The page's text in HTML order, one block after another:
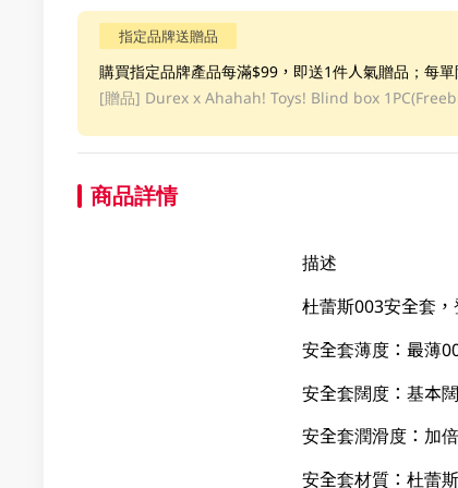
指定品牌送贈品
購買指定品牌產品每滿$99，即送1件人氣贈品；每
[贈品] Durex x Ahahah! Toys! Blind box
商品詳情
描述
杜蕾斯003安全套，
安全套薄度：最薄
安全套闊度：基本
安全套潤滑度：加
安全套材質：杜蕾